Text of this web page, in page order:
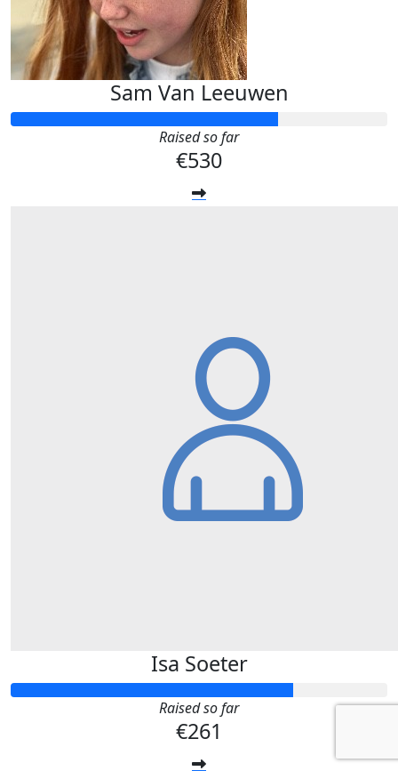
Sam Van Leeuwen
Raised so far
€530
Isa Soeter
Raised so far
€261